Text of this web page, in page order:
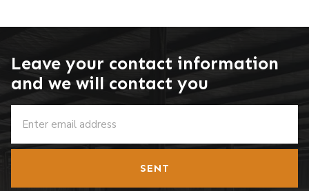
Leave your contact information
and we will contact you
SENT